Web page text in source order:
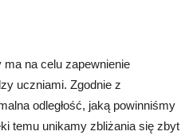
na celu zapewnienie
uczniami. Zgodnie z
odległość, jaką powinniśmy
temu unikamy zbliżania się zbyt